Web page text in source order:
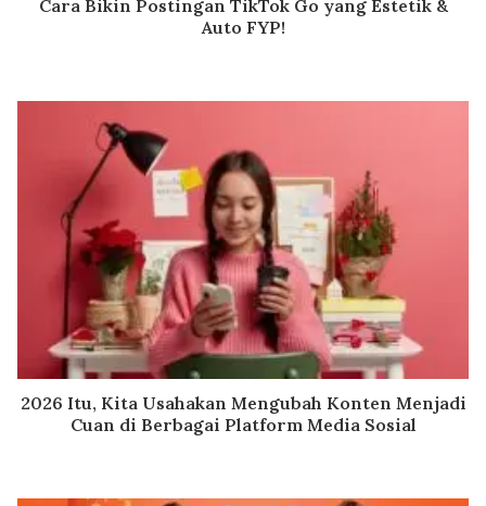
Cara Bikin Postingan TikTok Go yang Estetik &
Auto FYP!
2026 Itu, Kita Usahakan Mengubah Konten Menjadi
Cuan di Berbagai Platform Media Sosial